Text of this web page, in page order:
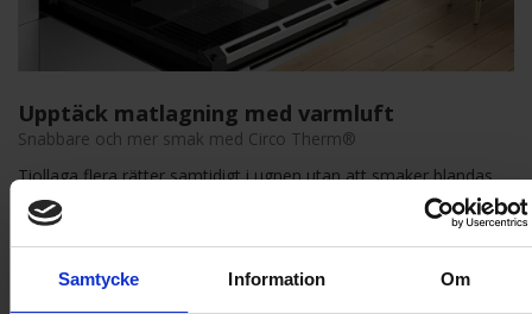
Samtycke Information Om
Upptäck matlagning med varmluft
Snabbare och mer smak med Circo Therm®
Tiollaga flera rätter samtidigt i ugnen utan att smaker blandas
med Circo Therm®. Den jämna värmefördelningen gör att du
når önskad temperatur snabbare, vilket ger en saftigare smak